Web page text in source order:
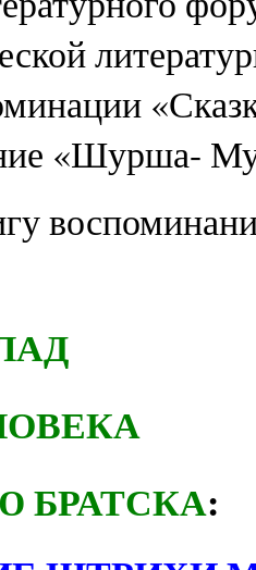
«Шурша-
БРАТСКА: